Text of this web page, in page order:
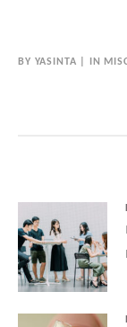
BY YASINTA IN